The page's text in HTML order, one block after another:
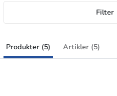
Filter
Produkter (5) Artikler (5)